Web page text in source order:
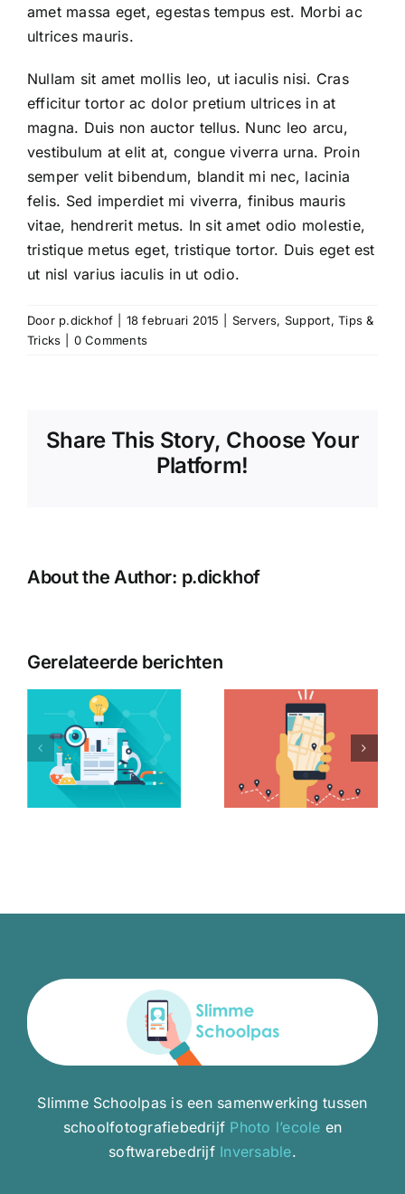
amet massa eget, egestas tempus est. Morbi ac
ultrices mauris.
Nullam sit amet mollis leo, ut iaculis nisi. Cras
efficitur tortor ac dolor pretium ultrices in at
magna. Duis non auctor tellus. Nunc leo arcu,
vestibulum at elit at, congue viverra urna. Proin
semper velit bibendum, blandit mi nec, lacinia
felis. Sed imperdiet mi viverra, finibus mauris
vitae, hendrerit metus. In sit amet odio molestie,
tristique metus eget, tristique tortor. Duis eget est
ut nisl varius iaculis in ut odio.
Door p.dickhof 18 februari 2015 Servers, Support,Tips &
Tricks
0 Comments
Share This Story, Choose Your
Platform!
About the Author: p.dickhof
Gerelateerde berichten
WHICH
HOSTING
IS BEST
FOR
WORDPRESS
WHICH
PLUGINS
SHOULD
YOU
Slimme Schoolpas is een samenwerking tussen
schoolfotografiebedrijf Photo l’ecole en
softwarebedrijf Inversable.